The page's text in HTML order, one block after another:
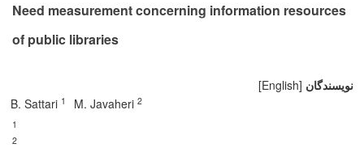
Need measurement concerning information resources
of public libraries
نویسندگان [English]
B. Sattari 1 M. Javaheri 2
1
2